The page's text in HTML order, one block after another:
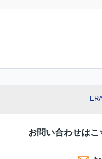
お問い合わせはこ